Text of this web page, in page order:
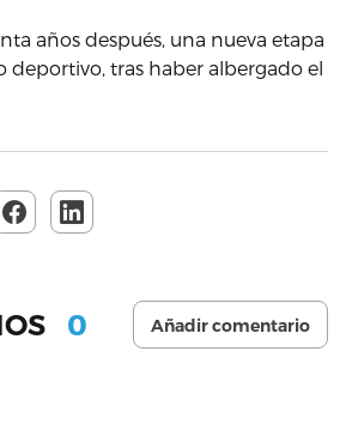
años después, una nueva etapa
deportivo, tras haber albergado el
0 Añadir comentario